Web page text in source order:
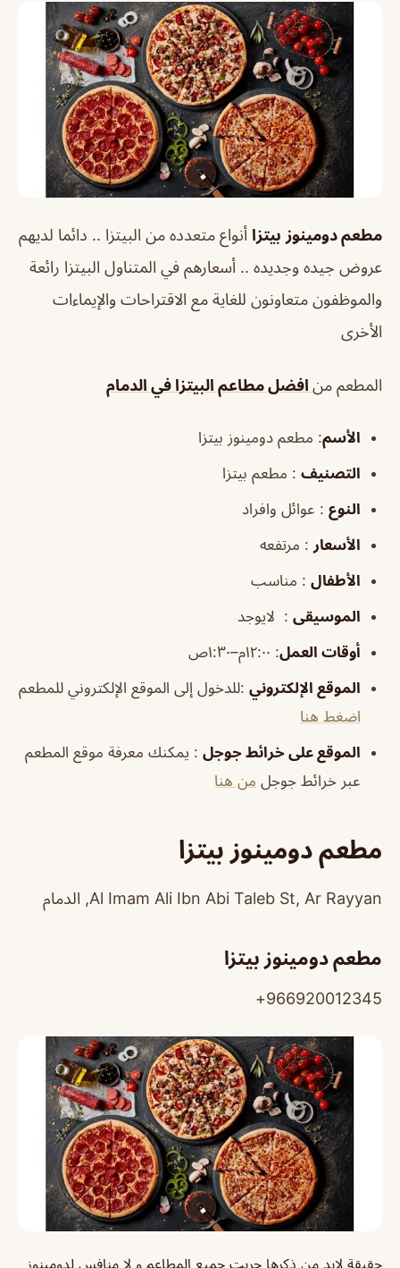
مطعم دومينوز بيتزا أنواع متعدده من البيتزا .. دائما لديهم
عروض جيده وجديده .. أسعارهم في المتناول البيتزا رائعة
والموظفون متعاونون للغاية مع الاقتراحات والإيماءات
الأخرى
المطعم من افضل مطاعم البيتزا في الدمام
الأسم: مطعم دومينوز بيتزا
التصنيف : مطعم بيتزا
النوع : عوائل وافراد
الأسعار : مرتفعه
الأطفال : مناسب
الموسيقى : لايوجد
أوقات العمل: ١٢:٠٠م–١:٣٠ص
الموقع الإلكتروني :للدخول إلى الموقع الإلكتروني للمطعم
اضغط هنا
الموقع على خرائط جوجل : يمكنك معرفة موقع المطعم
عبر خرائط جوجل من هنا
مطعم دومينوز بيتزا
Al Imam Ali Ibn Abi Taleb St, Ar Rayyan, الدمام
مطعم دومينوز بيتزا
966920012345+
حقيقة لابد من ذكرها جربت جميع المطاعم و لا منافس لدومينوز